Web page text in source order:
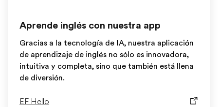
Aprende inglés con nuestra app
Gracias a la tecnología de IA, nuestra aplicación
de aprendizaje de inglés no sólo es innovadora,
intuitiva y completa, sino que también está llena
de diversión.
EF Hello